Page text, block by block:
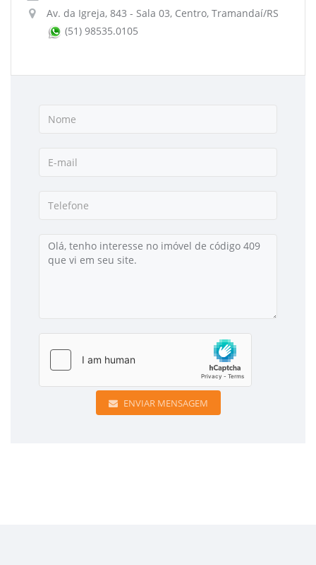
Av. da Igreja, 843 - Sala 03, Centro, Tramandaí/RS
(51) 98535.0105
ENVIAR MENSAGEM